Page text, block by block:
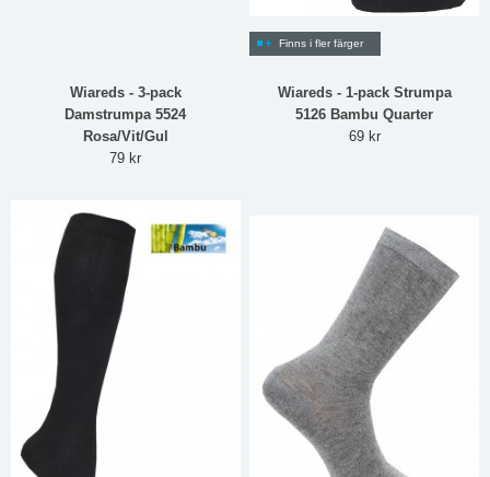
Wiareds - 3-pack
Damstrumpa 5524
Rosa/Vit/Gul
79 kr
Finns i fler färger
Wiareds - 1-pack Strumpa
5126 Bambu Quarter
69 kr